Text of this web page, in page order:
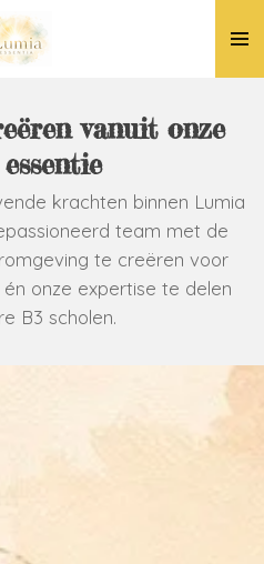
vanuit onze
krachten binnen Lumia
team met de
te creëren voor
onze expertise te delen
B3 scholen.